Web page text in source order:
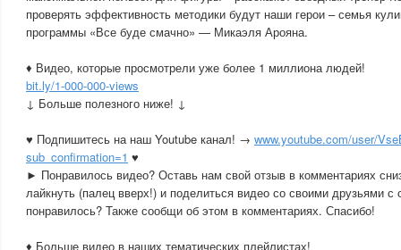
проверять эффективность методики будут наши герои – семья
программы «Все буде смачно» — Микаэля Арояна.
♦ Видео, которые просмотрели уже более 1 миллиона людей!
bit.ly/1-000-000-views
↓ Больше полезного ниже! ↓
♥ Подпишитесь на наш Youtube канал! → www.youtube.com/user/
sub_confirmation=1 ♥
► Понравилось видео? Оставь нам свой отзыв в комментариях
лайкнуть (палец вверх!) и поделиться видео со своими друзьями с
понравилось? Также сообщи об этом в комментариях. Спасибо!
♦ Больше видео в наших тематических плейлистах!